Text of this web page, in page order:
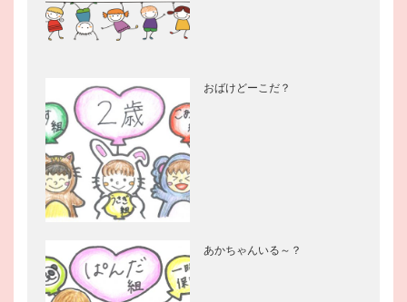
おばけどーこだ？
あかちゃんいる～？